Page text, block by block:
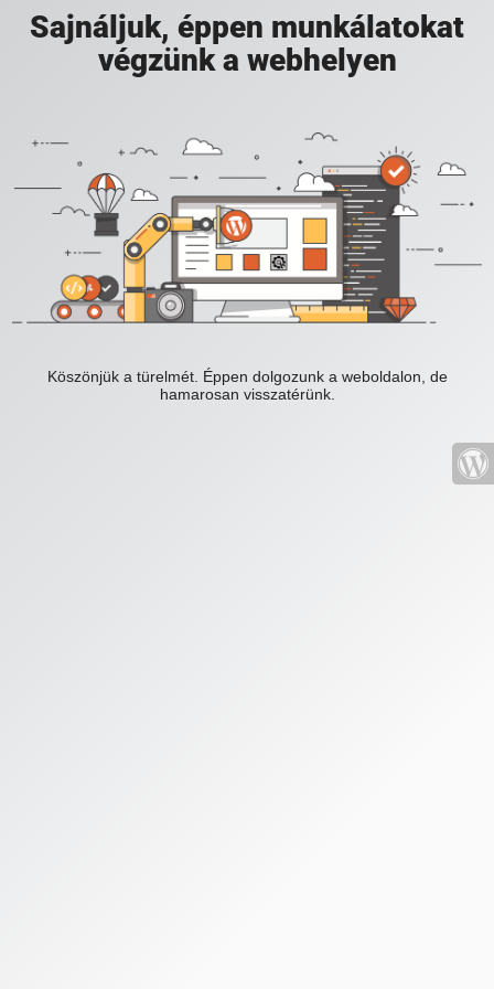
Sajnáljuk, éppen munkálatokat
végzünk a webhelyen
Köszönjük a türelmét. Éppen dolgozunk a weboldalon, de
hamarosan visszatérünk.